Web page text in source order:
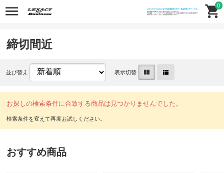
0
締切間近
並び替え 表示切替
お探しの検索条件に合致する商品は見つかりませんでした。
おすすめ商品